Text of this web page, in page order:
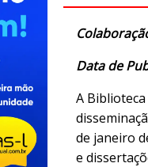
Data de
A
de janeiro
e